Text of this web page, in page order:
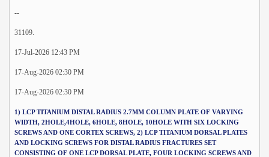
--
31109.
17-Jul-2026 12:43 PM
17-Aug-2026 02:30 PM
17-Aug-2026 02:30 PM
1) LCP TITANIUM DISTAL RADIUS 2.7MM COLUMN PLATE OF VARYING
WIDTH, 2HOLE,4HOLE, 6HOLE, 8HOLE, 10HOLE WITH SIX LOCKING
SCREWS AND ONE CORTEX SCREWS, 2) LCP TITANIUM DORSAL PLATES
AND LOCKING SCREWS FOR DISTAL RADIUS FRACTURES SET
CONSISTING OF ONE LCP DORSAL PLATE, FOUR LOCKING SCREWS AND